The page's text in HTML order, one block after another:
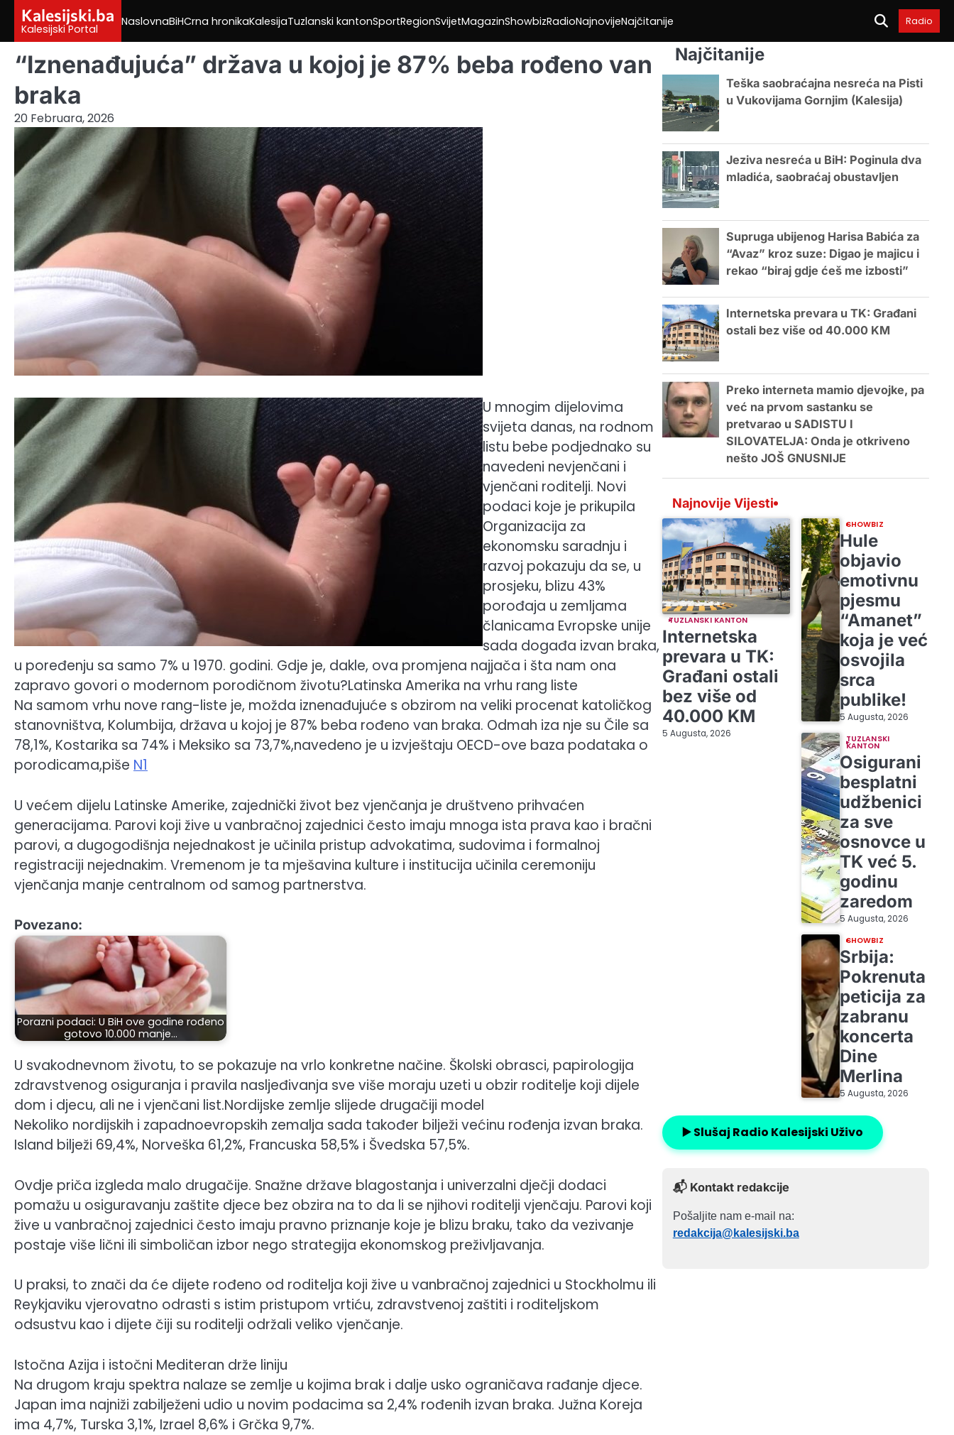
content
Kalesijski.ba
Kalesijski Portal
NaslovnaBiHCrna hronikaKalesijaTuzlanski kantonSportRegionSvijetMagazinShowbizRadioNajnovijeNajčitanije Radio
“Iznenađujuća” država u kojoj je 87% beba rođeno van
braka
20 Februara, 2026
U mnogim dijelovima
svijeta danas, na rodnom
listu bebe podjednako su
navedeni nevjenčani i
vjenčani roditelji. Novi
podaci koje je prikupila
Organizacija za
ekonomsku saradnju i
razvoj pokazuju da se, u
prosjeku, blizu 43%
porođaja u zemljama
članicama Evropske unije
sada događa izvan braka,
u poređenju sa samo 7% u 1970. godini. Gdje je, dakle, ova promjena najjača i šta nam ona
zapravo govori o modernom porodičnom životu?Latinska Amerika na vrhu rang liste
Na samom vrhu nove rang-liste je, možda iznenađujuće s obzirom na veliki procenat katoličkog
stanovništva, Kolumbija, država u kojoj je 87% beba rođeno van braka. Odmah iza nje su Čile sa
78,1%, Kostarika sa 74% i Meksiko sa 73,7%,navedeno je u izvještaju OECD-ove baza podataka o
porodicama,piše N1
U većem dijelu Latinske Amerike, zajednički život bez vjenčanja je društveno prihvaćen
generacijama. Parovi koji žive u vanbračnoj zajednici često imaju mnoga ista prava kao i bračni
parovi, a dugogodišnja nejednakost je učinila pristup advokatima, sudovima i formalnoj
registraciji nejednakim. Vremenom je ta mješavina kulture i institucija učinila ceremoniju
vjenčanja manje centralnom od samog partnerstva.
Povezano:
Porazni podaci: U BiH ove godine rođeno
gotovo 10.000 manje…
U svakodnevnom životu, to se pokazuje na vrlo konkretne načine. Školski obrasci, papirologija
zdravstvenog osiguranja i pravila nasljeđivanja sve više moraju uzeti u obzir roditelje koji dijele
dom i djecu, ali ne i vjenčani list.Nordijske zemlje slijede drugačiji model
Nekoliko nordijskih i zapadnoevropskih zemalja sada također bilježi većinu rođenja izvan braka.
Island bilježi 69,4%, Norveška 61,2%, Francuska 58,5% i Švedska 57,5%.
Ovdje priča izgleda malo drugačije. Snažne države blagostanja i univerzalni dječji dodaci
pomažu u osiguravanju zaštite djece bez obzira na to da li se njihovi roditelji vjenčaju. Parovi koji
žive u vanbračnoj zajednici često imaju pravno priznanje koje je blizu braku, tako da vezivanje
postaje više lični ili simboličan izbor nego strategija ekonomskog preživljavanja.
U praksi, to znači da će dijete rođeno od roditelja koji žive u vanbračnoj zajednici u Stockholmu ili
Reykjaviku vjerovatno odrasti s istim pristupom vrtiću, zdravstvenoj zaštiti i roditeljskom
odsustvu kao i dijete čiji su roditelji održali veliko vjenčanje.
Istočna Azija i istočni Mediteran drže liniju
Na drugom kraju spektra nalaze se zemlje u kojima brak i dalje usko ograničava rađanje djece.
Japan ima najniži zabilježeni udio u novim podacima sa 2,4% rođenih izvan braka. Južna Koreja
ima 4,7%, Turska 3,1%, Izrael 8,6% i Grčka 9,7%.
Najčitanije
Teška saobraćajna nesreća na Pisti
u Vukovijama Gornjim (Kalesija)
Jeziva nesreća u BiH: Poginula dva
mladića, saobraćaj obustavljen
Supruga ubijenog Harisa Babića za
“Avaz” kroz suze: Digao je majicu i
rekao “biraj gdje ćeš me izbosti”
Internetska prevara u TK: Građani
ostali bez više od 40.000 KM
Preko interneta mamio djevojke, pa
već na prvom sastanku se
pretvarao u SADISTU I
SILOVATELJA: Onda je otkriveno
nešto JOŠ GNUSNIJE
Najnovije Vijesti
TUZLANSKI KANTON
Internetska
prevara u TK:
Građani ostali
bez više od
40.000 KM
5 Augusta, 2026
SHOWBIZ
Hule
objavio
emotivnu
pjesmu
“Amanet”
koja je već
osvojila
srca
publike!
5 Augusta, 2026
TUZLANSKI
KANTON
Osigurani
besplatni
udžbenici
za sve
osnovce u
TK već 5.
godinu
zaredom
5 Augusta, 2026
SHOWBIZ
Srbija:
Pokrenuta
peticija za
zabranu
koncerta
Dine
Merlina
5 Augusta, 2026
▶️ Slušaj Radio Kalesijski Uživo
📬 Kontakt redakcije
Pošaljite nam e-mail na:
redakcija@kalesijski.ba